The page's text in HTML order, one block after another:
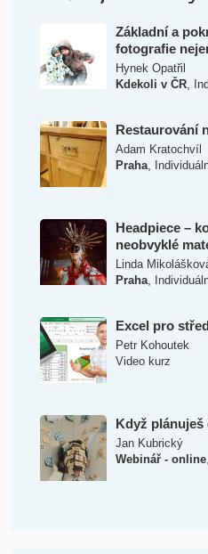
Základní a
fotografie
Hynek Opatřil
Kdekoli v ČR,
Restaurování
Adam Kratochvíl
Praha,
Headpiece –
neobvyklé
Linda
Praha,
Excel pro
Petr Kohoutek
Video kurz
Když plánuješ
Jan Kubrický
Webinář - online,